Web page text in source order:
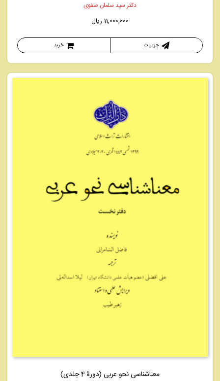
دکتر سید سلمان صفوی
11,000,000 ریال
جزییات خرید
معناشناسی نحو عربی (دورۀ 4 جلدی)